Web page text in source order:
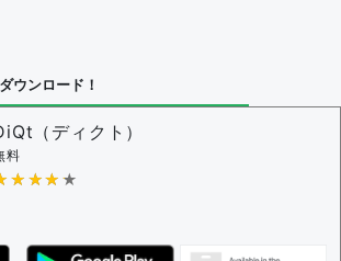
ウンロード！
（ディクト）
料